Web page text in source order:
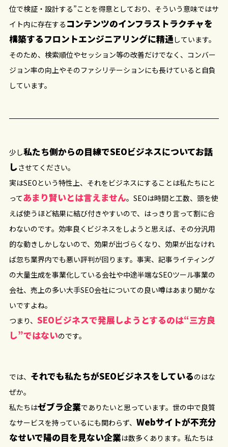
位で検証・設計する”ことを得意としており、そういう意味ではサ
イト内に存在する コンテンツのインフラストラクチャを
構築するフロントエンジニアリングに精通 しています。
そのため、検索順位やセッション等の改善だけでなく、コンバー
ジョン率の向上やそのファシリテーションにも長けていると自負
しています。
少し私たち側からの目線でSEOビジネスについてお話
しさせてください。
実はSEOという特性上、それをビジネスにすることは私たちにと
ってあまり賢いとは言えません。SEOは時間と工数、頭を使
えば使うほど結果に結び付きやすいので、はっきり言って割に合
わないのです。効率良くビジネスをしようと思えば、その分汎用
的な動きしかしないので、効果が出づらくなり、効果が出なけれ
ば忽ち業界内でも悪い評判が回ります。事実、記事ライティング
の大量生成を事業化している会社や中途半端なSEOツール事業の
会社、売上の多い大手SEO会社についての良い噂はあまり聞かな
いですよね。
つまり、 SEOビジネスで発展しようとするのは“三方良
し”ではないのです。
では、 それでも私たちがSEOビジネスをしているのはな
ぜか。
私たちはゼブラ企業でありたいと思っています。世の中で良質
なサービスを持っているにも関わらず、 Webサイトが不充分
なせいで陽の目を見ない企業は数多くあります。私たちは